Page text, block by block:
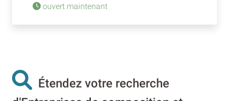
ouvert maintenant
Étendez votre recherche